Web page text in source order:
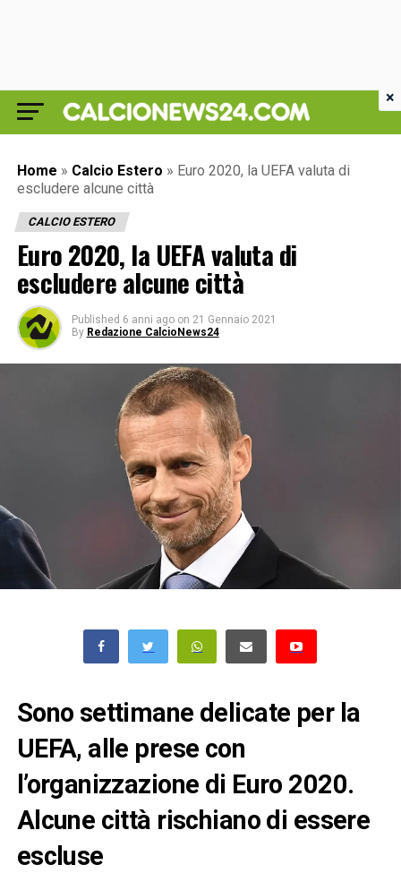
Home » Calcio Estero » Euro 2020, la UEFA valuta di
escludere alcune città
CALCIO ESTERO
Euro 2020, la UEFA valuta di
escludere alcune città
Published 6 anni ago on 21 Gennaio 2021
By Redazione CalcioNews24
Sono settimane delicate per la
UEFA, alle prese con
l’organizzazione di Euro 2020.
Alcune città rischiano di essere
escluse
×